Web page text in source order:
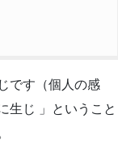
です（個人の感
生じ 」ということ